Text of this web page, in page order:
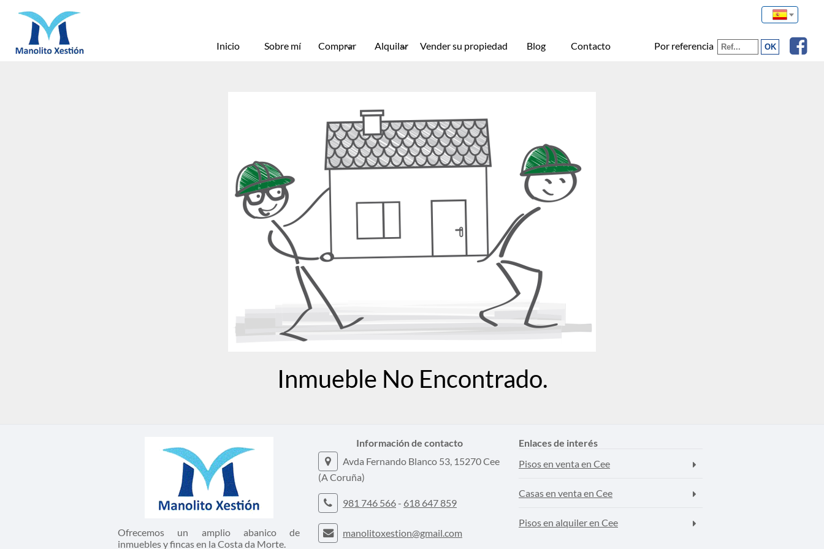
Por referencia
Inicio Sobre mí Comprar Alquilar Vender su propiedad Blog Contacto
Inmueble No Encontrado.
Ofrecemos un amplio abanico de
inmuebles y fincas en la Costa da Morte.
Información de contacto
Avda Fernando Blanco 53, 15270 Cee
(A Coruña)
981 746 566- 618 647 859
manolitoxestion@gmail.com
Enlaces de interés
Pisos en venta en Cee
Casas en venta en Cee
Pisos en alquiler en Cee